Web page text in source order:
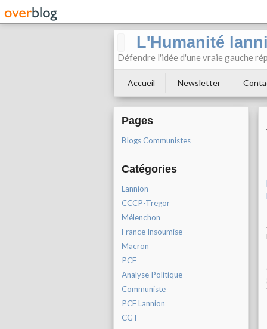
L'Humanité
Défendre l'idée d'une vraie gauche
Accueil Newsletter
Pages
Blogs Communistes
Catégories
Lannion
CCCP-Tregor
Mélenchon
France Insoumise
Macron
PCF
Analyse Politique
Communiste
PCF Lannion
CGT